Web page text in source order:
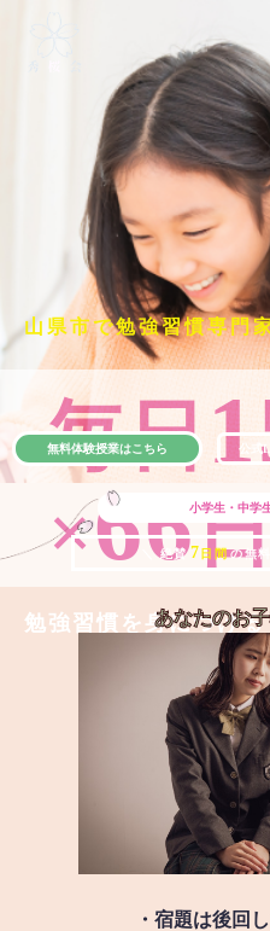
山県市で勉強習慣専門
毎日
×66
勉強習慣を身につける
小学生・中学
＼ 絶賛 7 日間の無
無料体験授業はこちら 公式
あなたのお
・宿題は後回